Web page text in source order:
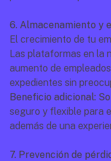
6. Almacenamiento y
El crecimiento de tu
Las plataformas en la
aumento de
expedientes sin
Beneficio adicional:
seguro y flexible para
además de una
7. Prevención de